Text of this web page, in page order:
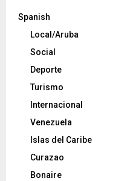
Spanish
Local/Aruba
Social
Deporte
Turismo
Internacional
Venezuela
Islas del Caribe
Curazao
Bonaire